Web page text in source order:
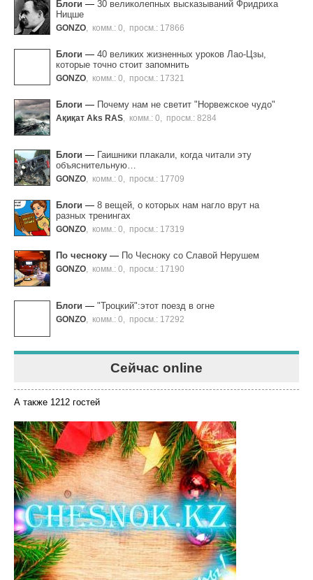
Блоги — 30 великолепных высказываний Фридриха
Ницше
GONZO комм.: 0 просм.: 17866
Блоги — 40 великих жизненных уроков Лао-Цзы,
которые точно стоит запомнить
GONZO комм.: 0 просм.: 17321
Блоги — Почему нам не светит "Норвежское чудо"
Ақиқат Aks RAS комм.: 0 просм.: 8284
Блоги — Гаишники плакали, когда читали эту
объяснительную…
GONZO комм.: 0 просм.: 17709
Блоги — 8 вещей, о которых нам нагло врут на
разных тренингах
GONZO комм.: 0 просм.: 17319
По чесноку — По Чесноку со Славой Нерушем
GONZO комм.: 0 просм.: 17190
Блоги — "Троцкий":этот поезд в огне
GONZO комм.: 0 просм.: 17292
Сейчас online
А также 1212 гостей